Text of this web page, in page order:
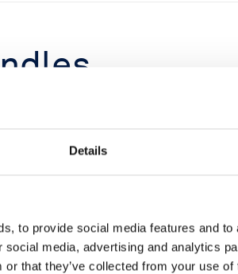
Details
to provide social media features and
media, advertising and analytics
or that they’ve collected from your use